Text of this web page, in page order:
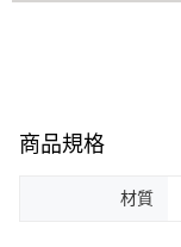
商品規格
材質